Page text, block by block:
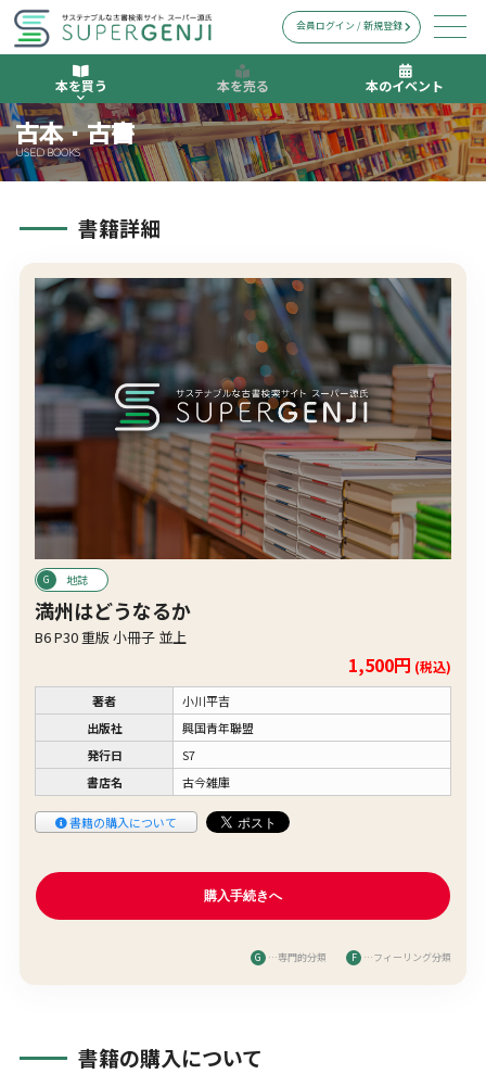
本を買う 本を売る 本のイベント
会員ログイン / 新規登録
古本・古書
USED BOOKS
書籍詳細
地誌
満州はどうなるか
B6 P30 重版 小冊子 並上
1,500円 (税込)
著者
小川平吉
出版社
興国青年聯盟
発行日
S7
書店名
古今雑庫
書籍の購入について
G …専門的分類 F …フィーリング分類
書籍の購入について